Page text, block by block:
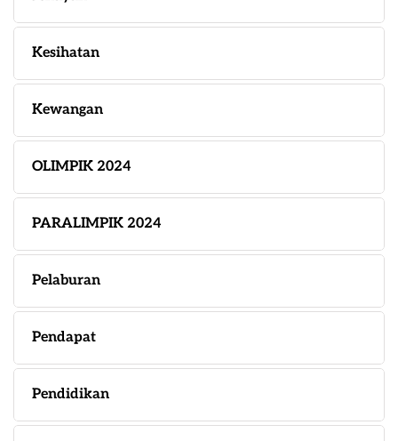
Kesihatan
Kewangan
OLIMPIK 2024
PARALIMPIK 2024
Pelaburan
Pendapat
Pendidikan